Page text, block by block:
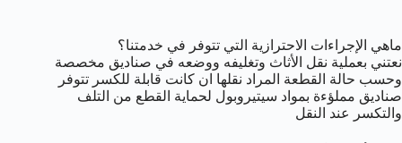
ماهي الإجراءات الاحترازية التي تتوفر في خدمتنا؟
نعتني بعملية نقل الأثاث وتغليفه ووضعه في صناديق مخصصة
وحسب حالة القطعة المراد نقلها ان كانت قابلة للكسر تتوفر
صناديق مملؤءة بمواد سيتيروبول لحماية القطع من التلف
والتكسر عند النقل